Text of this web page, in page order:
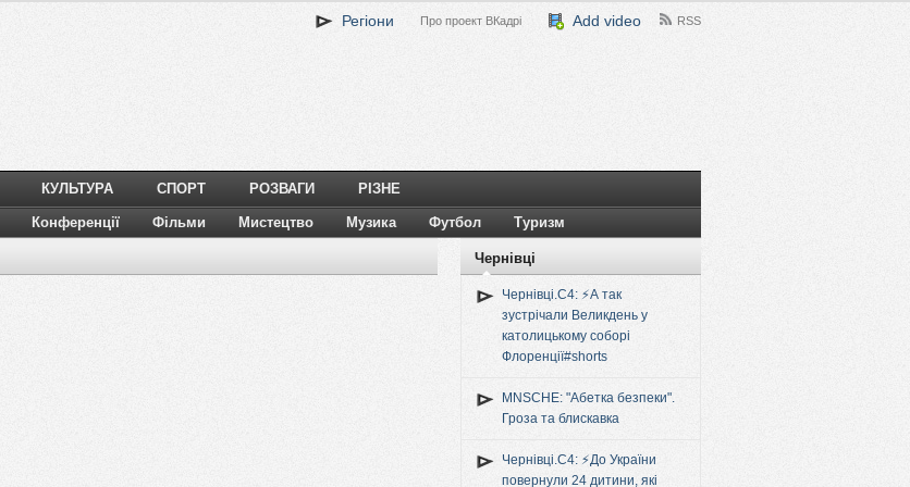
Регіони Про проект ВКадрі Add video RSS
КУЛЬТУРА СПОРТ РОЗВАГИ РІЗНЕ
Конференції Фільми Мистецтво Музика Футбол Туризм
Чернівці
Чернівці.C4: ⚡️А так
зустрічали Великдень у
католицькому соборі
Флоренції#shorts
MNSCHE: "Абетка безпеки".
Гроза та блискавка
Чернівці.C4: ⚡️До України
повернули 24 дитини, які